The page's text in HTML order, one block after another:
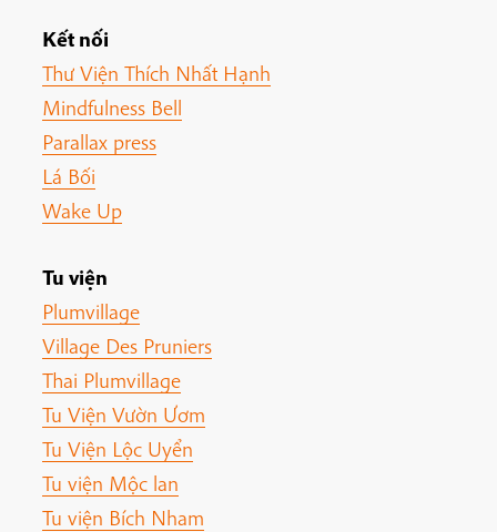
Kết nối
Thư Viện Thích Nhất Hạnh
Mindfulness Bell
Parallax press
Lá Bối
Wake Up
Tu viện
Plumvillage
Village Des Pruniers
Thai Plumvillage
Tu Viện Vườn Ươm
Tu Viện Lộc Uyển
Tu viện Mộc lan
Tu viện Bích Nham